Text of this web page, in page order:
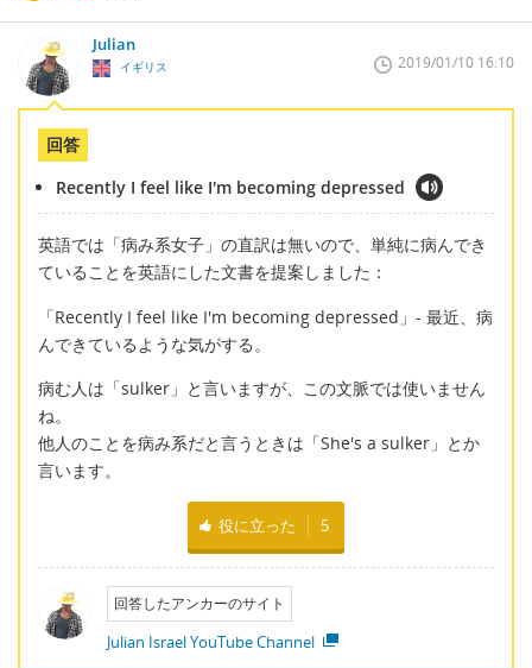
Julian
イギリス 2019/01/10 16:10
回答
Recently I feel like I'm becoming depressed
英語では「病み系女子」の直訳は無いので、単純に病んでき
ていることを英語にした文書を提案しました：
「Recently I feel like I'm becoming depressed」- 最近、病
んできているような気がする。
病む人は「sulker」と言いますが、この文脈では使いません
ね。
他人のことを病み系だと言うときは「She's a sulker」とか
言います。
役に立った 5
回答したアンカーのサイト
Julian Israel YouTube Channel